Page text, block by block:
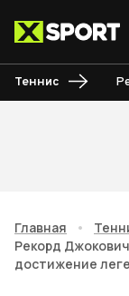
Теннис
Главная •
Рекорд
достижение